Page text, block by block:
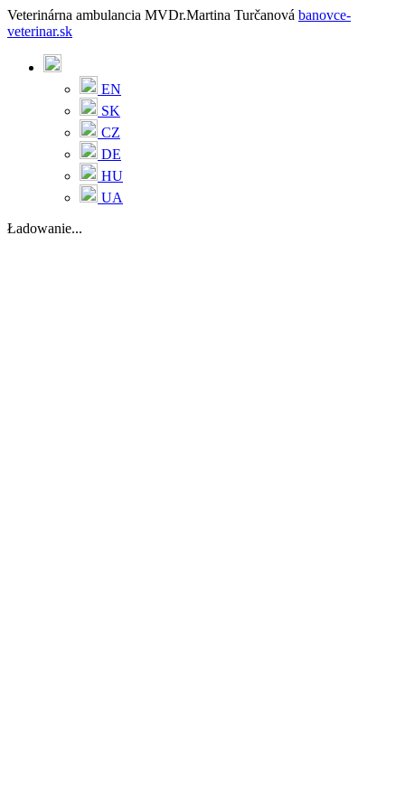
Veterinárna ambulancia MVDr.Martina Turčanová banovce-
veterinar.sk
EN
SK
CZ
DE
HU
UA
Ładowanie...